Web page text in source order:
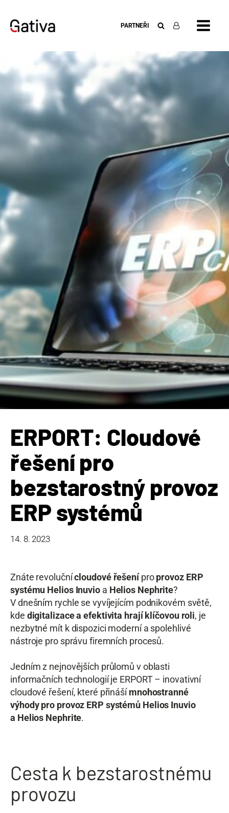
PARTNEŘI
ERPORT: Cloudové
řešení pro
bezstarostný provoz
ERP systémů
14. 8. 2023
Znáte revolučnícloudové řešení proprovoz ERP
systému Helios Inuvioa Helios Nephrite?
V dnešním rychle se vyvíjejícím podnikovém světě,
kde digitalizace a efektivita hrají klíčovou roli, je
nezbytné mít k dispozici moderní a spolehlivé
nástroje pro správu firemních procesů.
Jedním z nejnovějších průlomů v oblasti
informačních technologií je ERPORT – inovativní
cloudové řešení, které přinášímnohostranné
výhody pro provoz ERP systémů Helios Inuvio
a Helios Nephrite.
Cesta k bezstarostnému
provozu